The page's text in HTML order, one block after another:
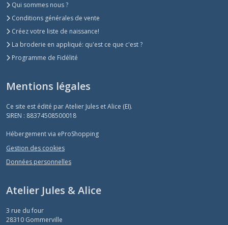
Qui sommes nous ?
Conditions générales de vente
Créez votre liste de naissance!
La broderie en appliqué: qu'est ce que c'est ?
Programme de Fidélité
Mentions légales
Ce site est édité par Atelier Jules et Alice (EI).
SIREN : 88374508500018
Hébergement via eProShopping
Gestion des cookies
Données personnelles
Atelier Jules & Alice
3 rue du four
28310 Gommerville